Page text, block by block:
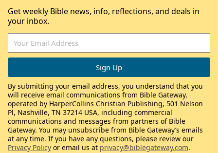
Get weekly Bible news, info, reflections, and deals in
your inbox.
By submitting your email address, you understand that you
will receive email communications from Bible Gateway,
operated by HarperCollins Christian Publishing, 501 Nelson
Pl, Nashville, TN 37214 USA, including commercial
communications and messages from partners of Bible
Gateway. You may unsubscribe from Bible Gateway’s emails
at any time. If you have any questions, please review our
Privacy Policy or email us at privacy@biblegateway.com.